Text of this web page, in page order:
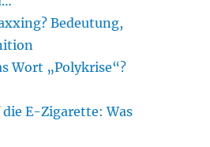
Bedeutung,
Wort „Polykrise“?
E-Zigarette: Was